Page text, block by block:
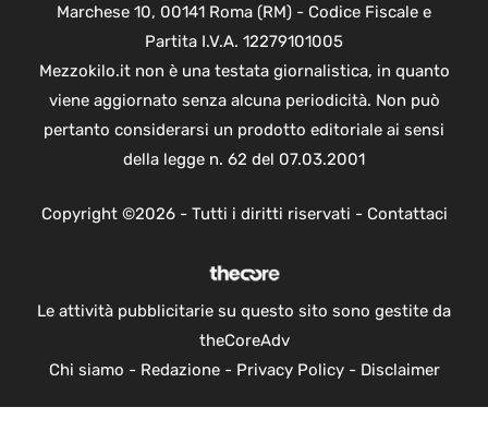
Marchese 10, 00141 Roma (RM) - Codice Fiscale e
Partita I.V.A. 12279101005
Mezzokilo.it non è una testata giornalistica, in quanto
viene aggiornato senza alcuna periodicità. Non può
pertanto considerarsi un prodotto editoriale ai sensi
della legge n. 62 del 07.03.2001
Copyright ©2026 - Tutti i diritti riservati - Contattaci
Le attività pubblicitarie su questo sito sono gestite da
theCoreAdv
Chi siamo - Redazione- Privacy Policy- Disclaimer